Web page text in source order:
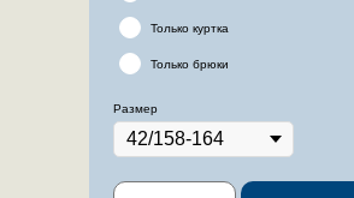
Только куртка
Только брюки
Размер